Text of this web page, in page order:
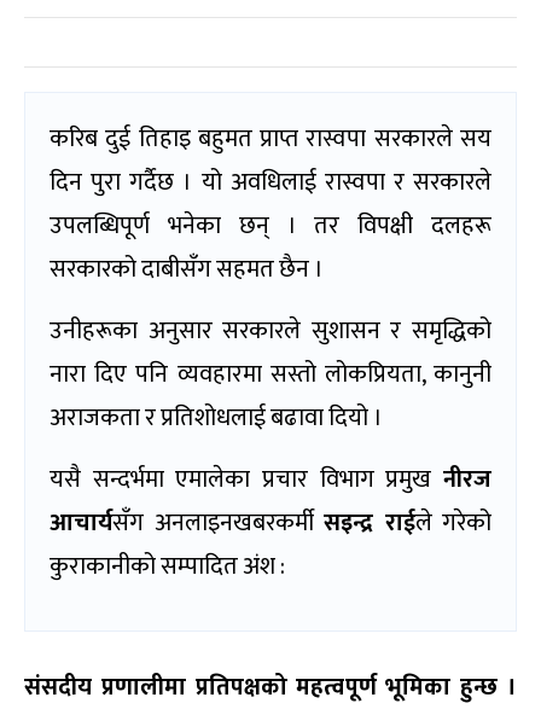
करिब दुई तिहाइ बहुमत प्राप्त रास्वपा सरकारले सय
दिन पुरा गर्दैछ । यो अवधिलाई रास्वपा र सरकारले
उपलब्धिपूर्ण भनेका छन् । तर विपक्षी दलहरू
सरकारको दाबीसँग सहमत छैन ।
उनीहरूका अनुसार सरकारले सुशासन र समृद्धिको
नारा दिए पनि व्यवहारमा सस्तो लोकप्रियता, कानुनी
अराजकता र प्रतिशोधलाई बढावा दियो ।
यसै सन्दर्भमा एमालेका प्रचार विभाग प्रमुख नीरज
आचार्यसँग अनलाइनखबरकर्मी सइन्द्र राईले गरेको
कुराकानीको सम्पादित अंश :
संसदीय प्रणालीमा प्रतिपक्षको महत्वपूर्ण भूमिका हुन्छ ।